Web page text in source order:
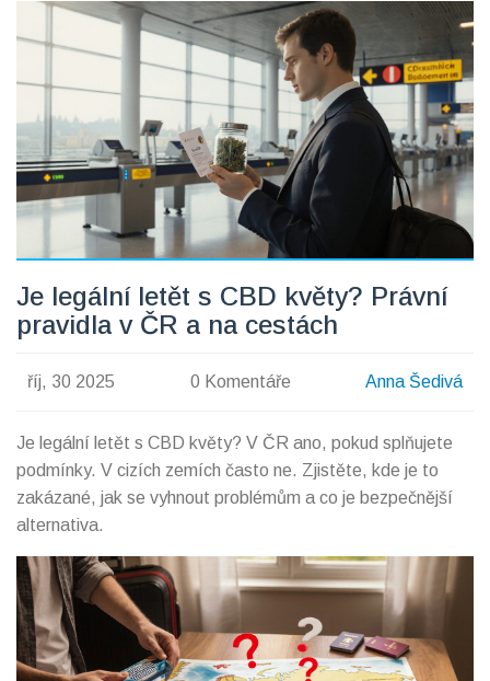
Je legální letět s CBD květy? Právní
pravidla v ČR a na cestách
říj, 30 2025 0 Komentáře Anna Šedivá
Je legální letět s CBD květy? V ČR ano, pokud splňujete
podmínky. V cizích zemích často ne. Zjistěte, kde je to
zakázané, jak se vyhnout problémům a co je bezpečnější
alternativa.